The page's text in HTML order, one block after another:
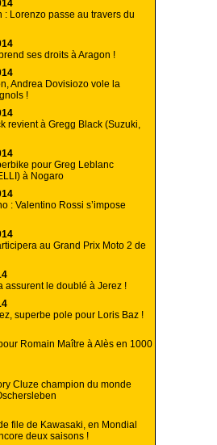
: Lorenzo passe au travers du
ses droits à Aragon !
Andrea Dovisiozo vole la
!
revient à Gregg Black (Suzuki,
pour Greg Leblanc
à Nogaro
: Valentino Rossi s’impose
au Grand Prix Moto 2 de
assurent le doublé à Jerez !
superbe pole pour Loris Baz !
Romain Maître à Alès en 1000
Cluze champion du monde
file de Kawasaki, en Mondial
deux saisons !